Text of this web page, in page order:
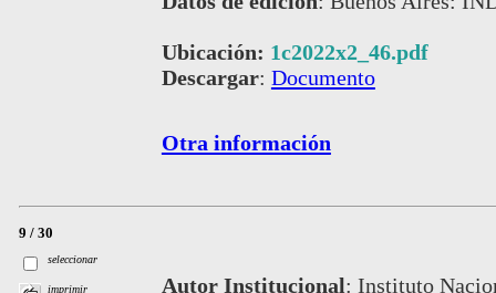
Ubicación: 1c2022x2_46.pdf
Descargar: Documento
Otra información
9 / 30
seleccionar
imprimir Autor Institucional: Instituto